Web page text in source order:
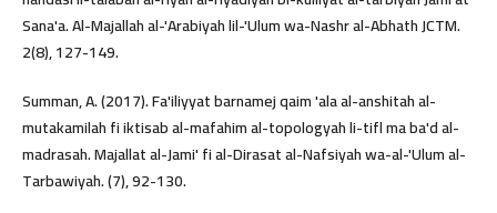
Sana'a. Al-Majallah al-'Arabiyah lil-'Ulum wa-Nashr al-Abhath JCTM.
2(8), 127-149.
Summan, A. (2017). Fa'iliyyat barnamej qaim 'ala al-anshitah al-
mutakamilah fi iktisab al-mafahim al-topologyah li-tifl ma ba'd al-
madrasah. Majallat al-Jami' fi al-Dirasat al-Nafsiyah wa-al-'Ulum al-
Tarbawiyah. (7), 92-130.